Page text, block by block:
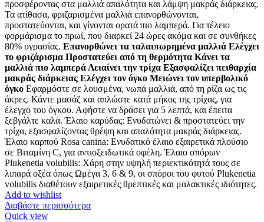
προσφέροντας στα μαλλιά απαλότητα και λάμψη μακράς διάρκειας.
Τα ατίθασα, φριζαρισμένα μαλλιά επανορθώνονται,
προστατεύονται, και γίνονται ορατά πιο λαμπερά. Για τέλειο
φορμάρισμα το πρωί, που διαρκεί 24 ώρες ακόμα και σε συνθήκες
80% υγρασίας. Επανορθώνει τα ταλαιπωρημένα μαλλιά Ελέγχει
το φριζάρισμα Προστατεύει από τη θερμότητα Κάνει τα
μαλλιά πιο λαμπερά Λειαίνει την τρίχα Εξασφαλίζει πειθαρχία
μακράς διάρκειας Ελέγχει τον όγκο Μειώνει τον υπερβολικό
όγκο Εφαρμόστε σε λουσμένα, νωπά μαλλιά, από τη ρίζα ως τις
άκρες. Κάντε μασάζ και απλώστε κατά μήκος της τρίχας, για
έλεγχο του όγκου. Αφήστε να δράσει για 5 λεπτά, και έπειτα
ξεβγάλτε καλά. Έλαιο καρύδας: Ενυδατώνει & προστατεύει την
τρίχα, εξασφαλίζοντας θρέψη και απαλότητα μακράς διάρκειας.
Έλαιο καρπού Rosa canina: Ενυδατικό έλαιο εξαιρετικά πλούσιο
σε Βιταμίνη C, για αντιοξειδωτικά οφέλη. Έλαιο σπόρων
Plukenetia volubilis: Χάρη στην υψηλή περιεκτικότητά τους σε
λιπαρά οξέα όπως Ωμέγα 3, 6 & 9, οι σπόροι του φυτού Plukenetia
volubilis διαθέτουν εξαιρετικές θρεπτικές και μαλακτικές ιδιότητες.
Add to wishlist
Διαβάστε περισσότερα
Quick view